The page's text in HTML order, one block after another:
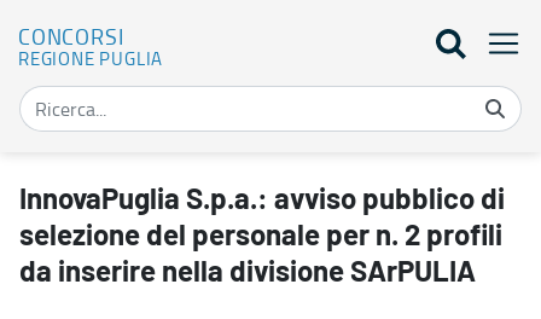
CONCORSI
REGIONE PUGLIA
InnovaPuglia S.p.a.: avviso pubblico di selezione del personale
InnovaPuglia S.p.a.: avviso pubblico di
selezione del personale per n. 2 profili
da inserire nella divisione SArPULIA